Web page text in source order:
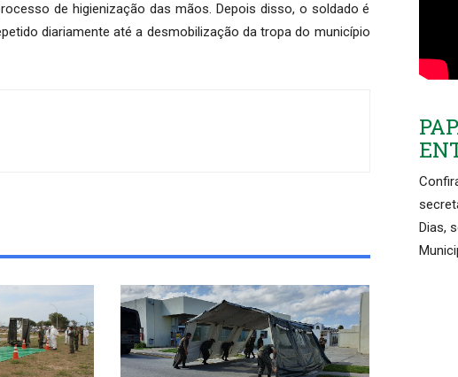
de higienização das mãos. Depois disso, o soldado é
diariamente até a desmobilização da tropa do município
Dias,